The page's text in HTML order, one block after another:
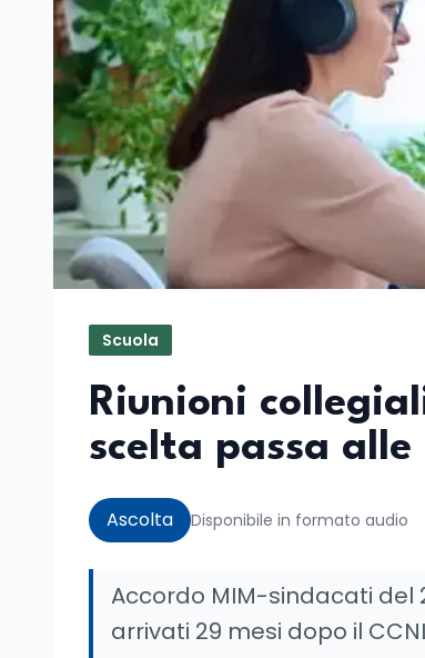
Scuola
Riunioni
scelta passa alle
Ascolta Disponibile in formato audio
Accordo MIM-sindacati del
arrivati 29 mesi dopo il